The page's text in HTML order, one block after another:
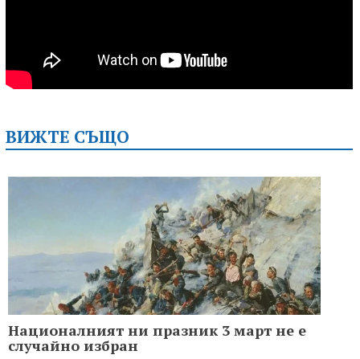
ВИЖТЕ СЪЩО
Националният ни празник 3 март не е
случайно избран